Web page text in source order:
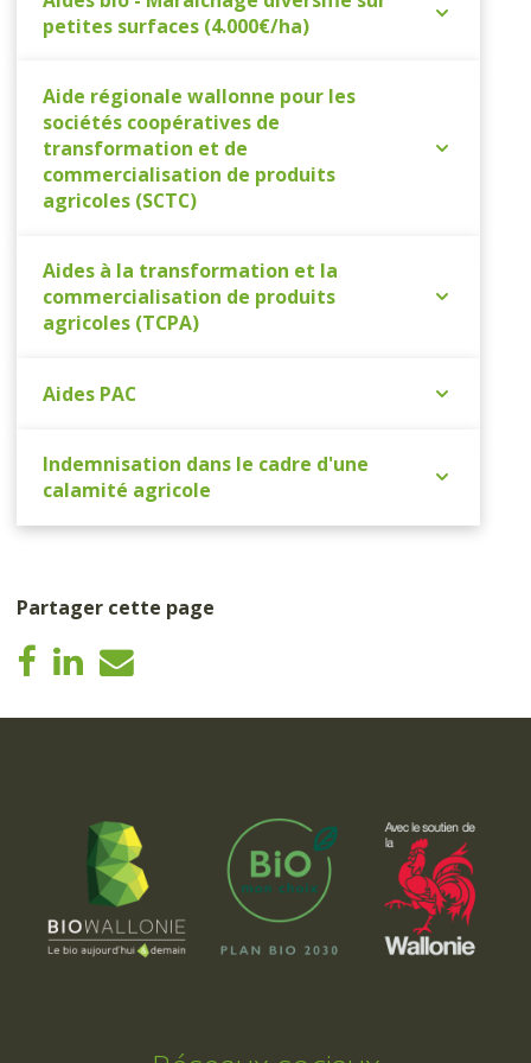
petites surfaces (4.000€/ha)
Aide régionale wallonne pour les
sociétés coopératives de
transformation et de
commercialisation de produits
agricoles (SCTC)
Aides à la transformation et la
commercialisation de produits
agricoles (TCPA)
Aides PAC
Indemnisation dans le cadre d'une
calamité agricole
Partager cette page